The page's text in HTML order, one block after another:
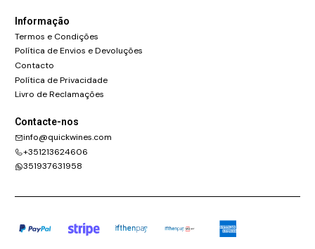
Informação
Termos e Condições
Política de Envios e Devoluções
Contacto
Política de Privacidade
Livro de Reclamações
Contacte-nos
info@quickwines.com
+351213624606
351937631958